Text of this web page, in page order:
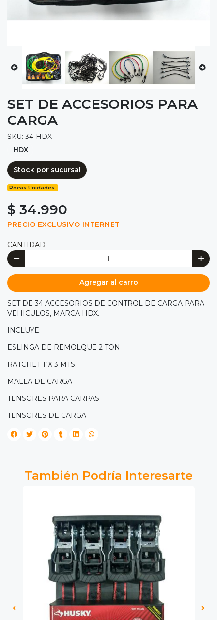
SET DE ACCESORIOS PARA
CARGA
SKU: 34-HDX
HDX
Stock por sucursal
Pocas Unidades.
$ 34.990
PRECIO EXCLUSIVO INTERNET
CANTIDAD
Agregar al carro
SET DE 34 ACCESORIOS DE CONTROL DE CARGA PARA
VEHICULOS, MARCA HDX.
INCLUYE:
ESLINGA DE REMOLQUE 2 TON
RATCHET 1"X 3 MTS.
MALLA DE CARGA
TENSORES PARA CARPAS
TENSORES DE CARGA
También Podría Interesarte